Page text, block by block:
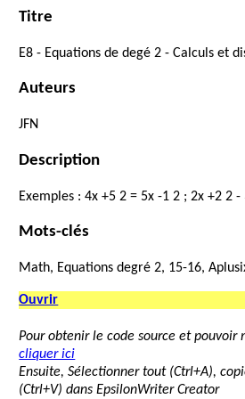
Titre
E8 - Equations de degé 2 - Calculs et
Auteurs
JFN
Description
Exemples : 4x +5 2 = 5x -1 2 ; 2x +2 2 -
Mots-clés
Math, Equations degré 2, 15-16,
Ouvrir
Pour obtenir le code source et pouvoir
cliquer ici
Ensuite, Sélectionner tout (Ctrl+A),
(Ctrl+V) dans EpsilonWriter Creator